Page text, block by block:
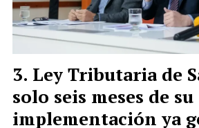
Ley Tributaria de
solo seis meses de su
implementación ya